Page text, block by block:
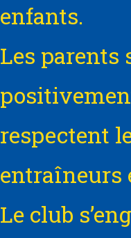
enfants.
Les parents
respectent
entraîneurs
Le club